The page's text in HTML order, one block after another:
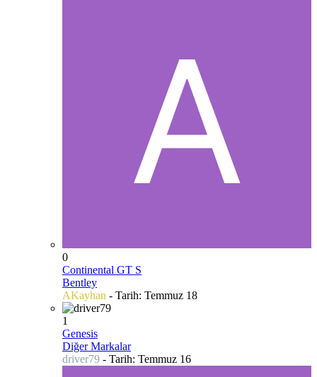
0
Continental GT S
Bentley
AKayhan - Tarih: Temmuz 18
1
Genesis
Diğer Markalar
driver79 - Tarih: Temmuz 16